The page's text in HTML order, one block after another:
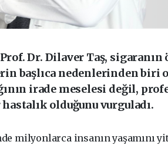
Dr. Dilaver Taş,
başlıca nedenlerinden biri
irade meselesi değil,
olduğunu vurguladı.
milyonlarca insanın yaşamını